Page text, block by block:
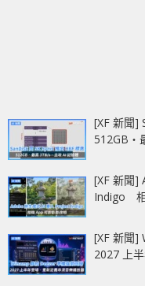
[XF 新聞]
512GB‧
[XF 新聞]
Indigo 相
[XF 新聞]
2027 上